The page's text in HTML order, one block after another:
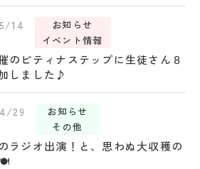
14
お知らせ
イベント情報
のピティナステップに生徒さん８
しました♪
29
お知らせ
その他
ラジオ出演！と、思わぬ大収穫の